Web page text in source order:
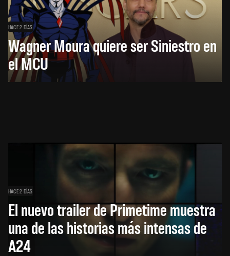
HACE 2 DÍAS
Wagner Moura quiere ser Siniestro en
el MCU
HACE 2 DÍAS
El nuevo trailer de Primetime muestra
una de las historias más intensas de
A24